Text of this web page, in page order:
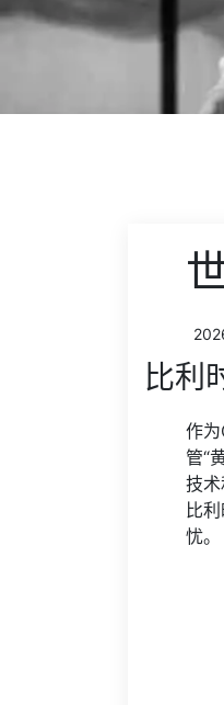
比利
作
管“
技
比
忧。